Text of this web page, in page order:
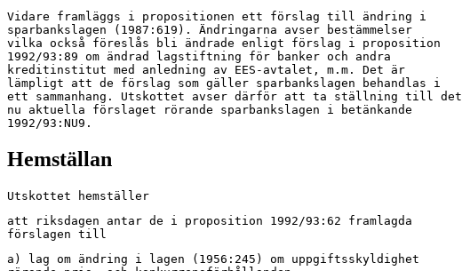
Vidare framläggs i propositionen ett förslag till ändring i
sparbankslagen (1987:619). Ändringarna avser bestämmelser
vilka också föreslås bli ändrade enligt förslag i proposition
1992/93:89 om ändrad lagstiftning för banker och andra
kreditinstitut med anledning av EES-avtalet, m.m. Det är
lämpligt att de förslag som gäller sparbankslagen behandlas i
ett sammanhang. Utskottet avser därför att ta ställning till det
nu aktuella förslaget rörande sparbankslagen i betänkande
1992/93:NU9.
Hemställan
Utskottet hemställer
att riksdagen antar de i proposition 1992/93:62 framlagda
förslagen till
a) lag om ändring i lagen (1956:245) om uppgiftsskyldighet